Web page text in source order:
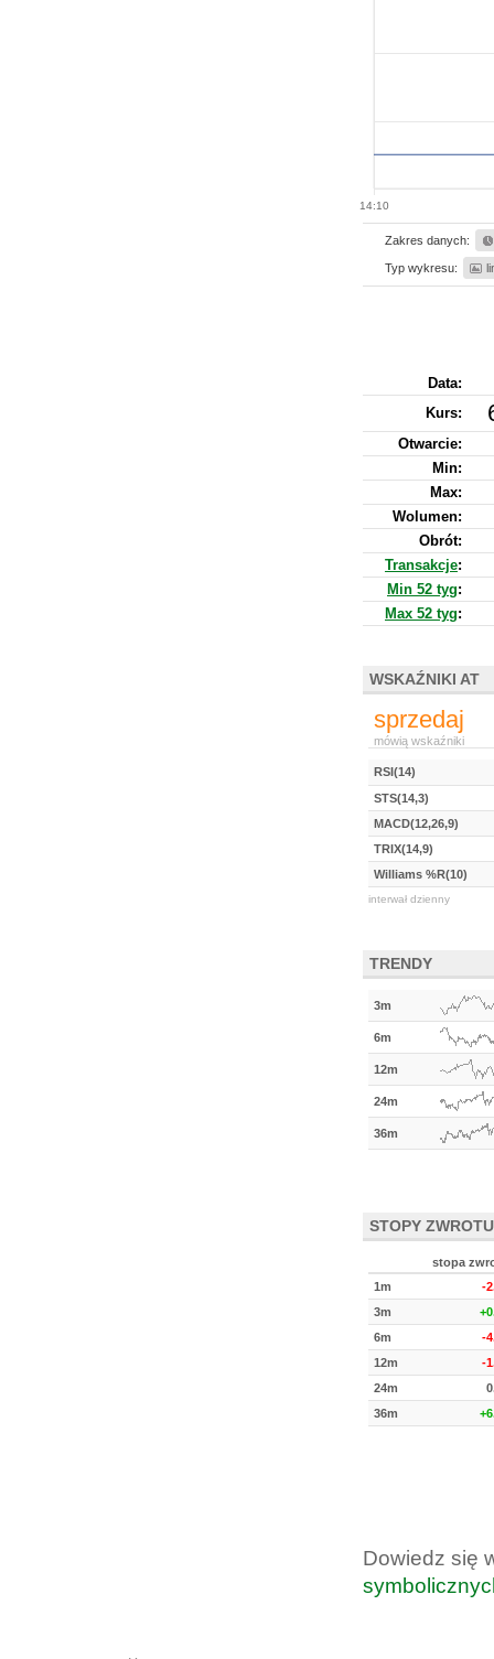
14:10
Zakres danych:
Typ wykresu:
Data:
Kurs:
Otwarcie:
Min:
Max:
Wolumen:
Obrót:
Transakcje:
Min 52 tyg:
Max 52 tyg:
WSKAŹNIKI AT
sprzedaj
mówią wskaźniki
RSI(14)
STS(14,3)
MACD(12,26,9)
TRIX(14,9)
Williams %R(10)
interwał dzienny
TRENDY
3m
6m
12m
24m
36m
STOPY ZWROTU
stopa
1m
-
3m
6m
-
12m
-
24m
36m
Dowiedz się